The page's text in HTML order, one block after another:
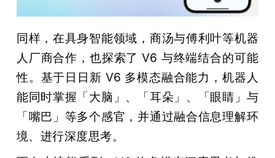
同样，在具身智能领域，商汤与傅利叶等机器
人厂商合作，也探索了 V6 与终端结合的可能
性。基于日日新 V6 多模态融合能力，机器人
能同时掌握「大脑」、「耳朵」、「眼睛」与
「嘴巴」等多个感官，并通过融合信息理解环
境、进行深度思考。